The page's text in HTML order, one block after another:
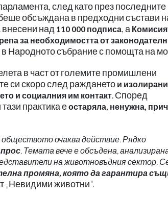
след като през последните
обсъждана в предходни състави
внесени над 110 000 подписа, а
за необходимостта от
Народното събрание с помощта на
в част от големите промишлени
си скоро след раждането и
и социалния им контакт. Според
практика еостаряла, ненужна,
обществото очаква действие. Рядко
. Темата вече е обсъдена,
на животновъдния сектор.
промяна, която да гарантира
„Невидими животни".